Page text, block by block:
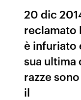
20 dic
reclamato
è infuriato
sua ultima
razze
il